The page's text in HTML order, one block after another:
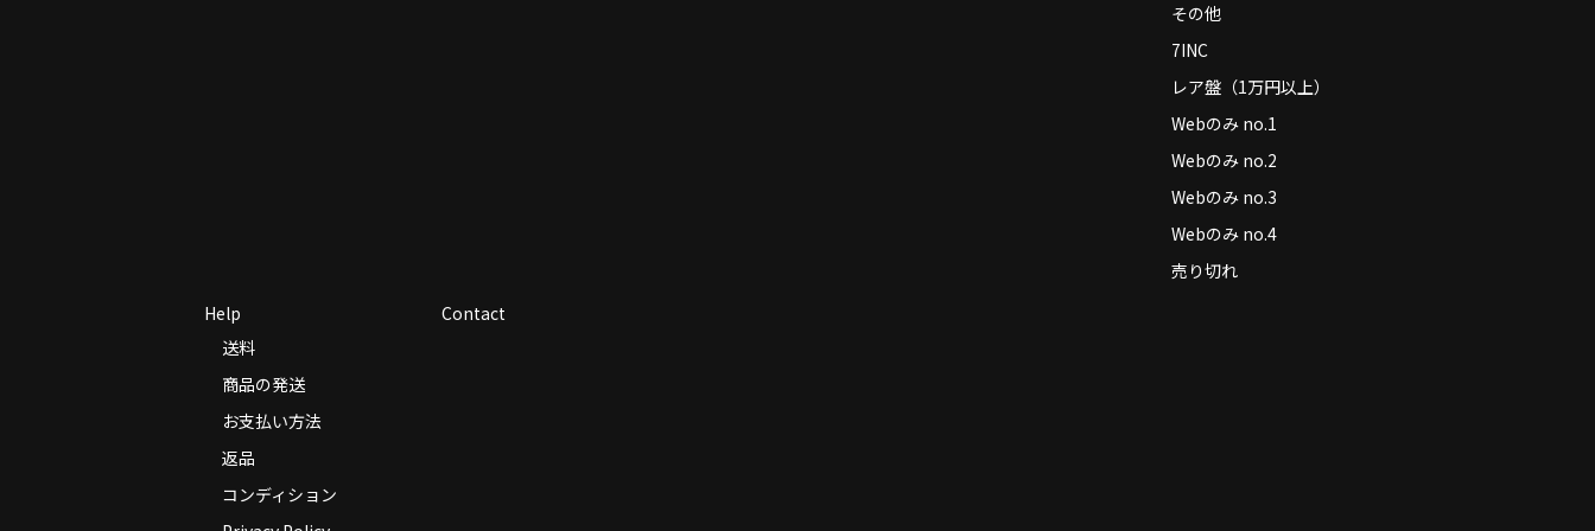
その他
7INC
レア盤（1万円以上）
Webのみ no.1
Webのみ no.2
Webのみ no.3
Webのみ no.4
売り切れ
Help
送料
商品の発送
お支払い方法
返品
コンディション
Contact